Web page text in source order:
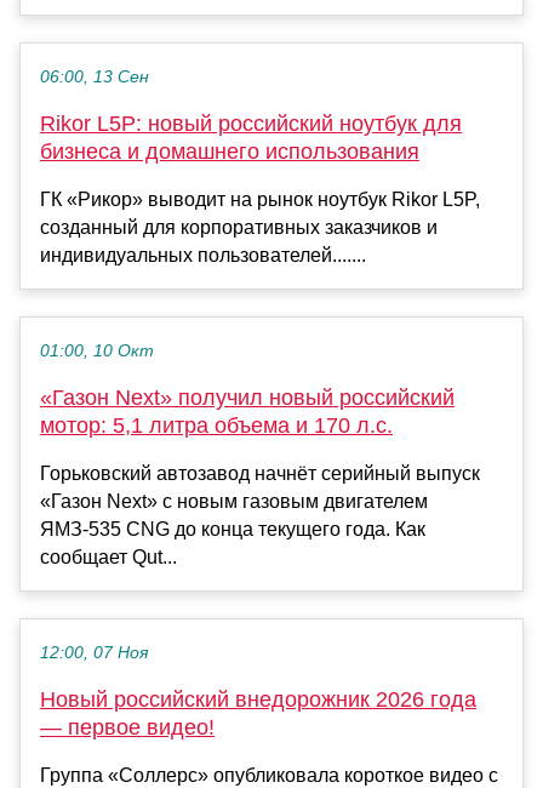
06:00, 13 Сен
Rikor L5P: новый российский ноутбук для
бизнеса и домашнего использования
ГК «Рикор» выводит на рынок ноутбук Rikor L5P,
созданный для корпоративных заказчиков и
индивидуальных пользователей.......
01:00, 10 Окт
«Газон Next» получил новый российский
мотор: 5,1 литра объема и 170 л.с.
Горьковский автозавод начнёт серийный выпуск
«Газон Next» с новым газовым двигателем
ЯМЗ-535 CNG до конца текущего года. Как
сообщает Qut...
12:00, 07 Ноя
Новый российский внедорожник 2026 года
— первое видео!
Группа «Соллерс» опубликовала короткое видео с